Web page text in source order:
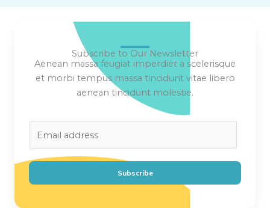
Subscribe to Our Newsletter
Aenean massa feugiat imperdiet a scelerisque
et morbi tempus massa tincidunt vitae libero
aenean tincidunt molestie.
l
Subscribe